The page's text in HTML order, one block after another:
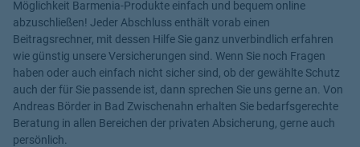
Möglichkeit Barmenia-Produkte einfach und bequem online
abzuschließen! Jeder Abschluss enthält vorab einen
Beitragsrechner, mit dessen Hilfe Sie ganz unverbindlich erfahren
wie günstig unsere Versicherungen sind. Wenn Sie noch Fragen
haben oder auch einfach nicht sicher sind, ob der gewählte Schutz
auch der für Sie passende ist, dann sprechen Sie uns gerne an. Von
Andreas Börder in Bad Zwischenahn erhalten Sie bedarfsgerechte
Beratung in allen Bereichen der privaten Absicherung, gerne auch
persönlich.